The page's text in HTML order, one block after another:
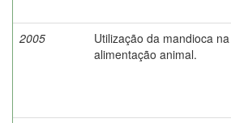
2005
Utilização da mandioca na
alimentação animal.